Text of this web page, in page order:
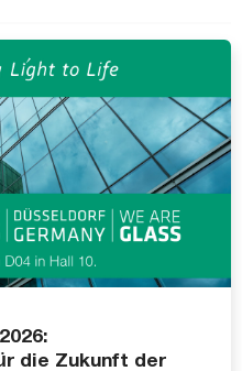
die Zukunft der